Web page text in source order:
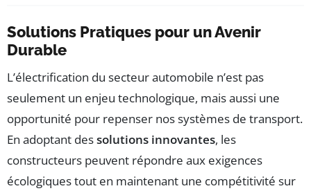
Solutions Pratiques pour un Avenir
Durable
L’électrification du secteur automobile n’est pas
seulement un enjeu technologique, mais aussi une
opportunité pour repenser nos systèmes de transport.
En adoptant dessolutions innovantes, les
constructeurs peuvent répondre aux exigences
écologiques tout en maintenant une compétitivité sur